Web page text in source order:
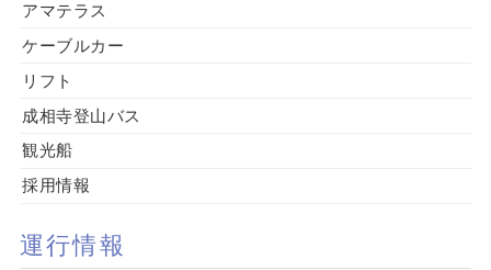
アマテラス
ケーブルカー
リフト
成相寺登山バス
観光船
採用情報
運行情報